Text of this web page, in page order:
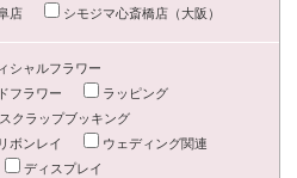
店
シモジマ心斎橋店（大阪）
シャルフラワー
フラワー
ラッピング
スクラップブッキング
ボンレイ
ウェディング関連
ディスプレイ